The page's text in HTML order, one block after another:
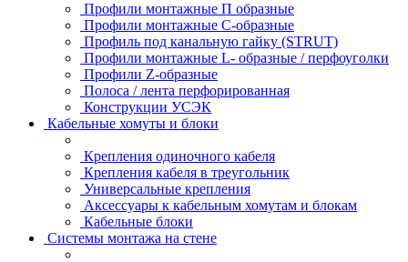
Профили монтажные П образные
Профили монтажные C-образные
Профиль под канальную гайку (STRUT)
Профили монтажные L- образные / перфоуголки
Профили Z-образные
Полоса / лента перфорированная
Конструкции УСЭК
Кабельные хомуты и блоки
Крепления одиночного кабеля
Крепления кабеля в треугольник
Универсальные крепления
Аксессуары к кабельным хомутам и блокам
Кабельные блоки
Системы монтажа на стене